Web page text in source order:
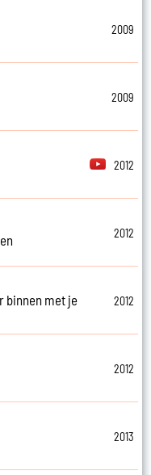
2009
2009
2012
2012
binnen met je
2012
2012
2013